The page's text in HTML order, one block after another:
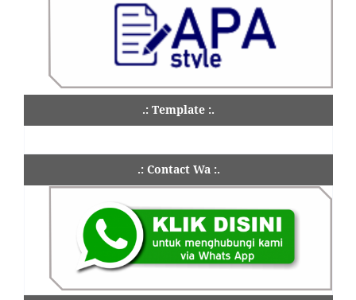
.: Template :.
.: Contact Wa :.